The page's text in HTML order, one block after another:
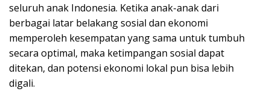
seluruh anak Indonesia. Ketika anak-anak dari
berbagai latar belakang sosial dan ekonomi
memperoleh kesempatan yang sama untuk tumbuh
secara optimal, maka ketimpangan sosial dapat
ditekan, dan potensi ekonomi lokal pun bisa lebih
digali.